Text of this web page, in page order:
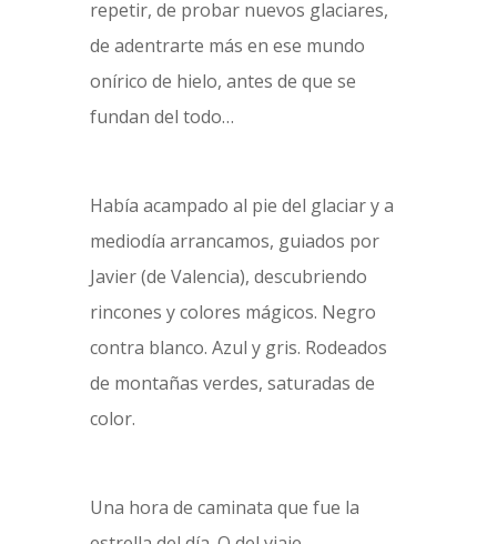
repetir, de probar nuevos glaciares,
de adentrarte más en ese mundo
onírico de hielo, antes de que se
fundan del todo…
Había acampado al pie del glaciar y a
mediodía arrancamos, guiados por
Javier (de Valencia), descubriendo
rincones y colores mágicos. Negro
contra blanco. Azul y gris. Rodeados
de montañas verdes, saturadas de
color.
Una hora de caminata que fue la